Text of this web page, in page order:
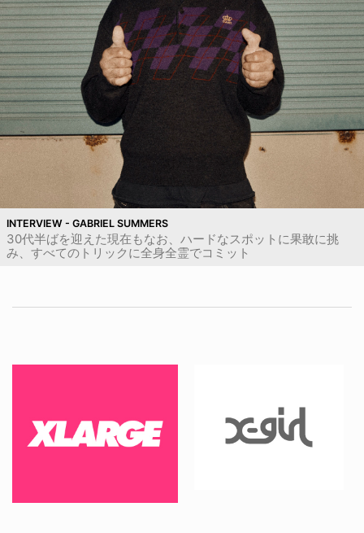
INTERVIEW - GABRIEL SUMMERS
30代半ばを迎えた現在もなお、ハードなスポットに果敢に挑
み、すべてのトリックに全身全霊でコミット